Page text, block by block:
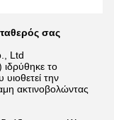
σας
Ltd
το
την
ακτινοβολώντας